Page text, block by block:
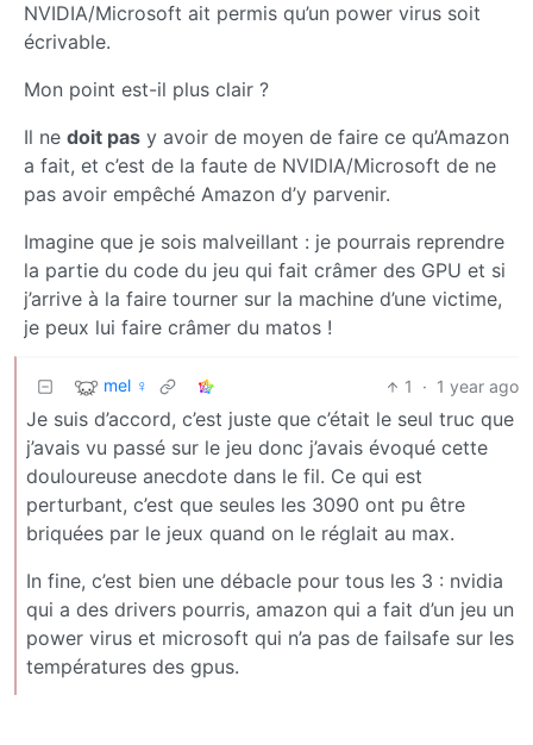
NVIDIA/Microsoft ait permis qu’un power virus soit
écrivable.
Mon point est-il plus clair ?
Il ne doit pas y avoir de moyen de faire ce qu’Amazon
a fait, et c’est de la faute de NVIDIA/Microsoft de ne
pas avoir empêché Amazon d’y parvenir.
Imagine que je sois malveillant : je pourrais reprendre
la partie du code du jeu qui fait crâmer des GPU et si
j’arrive à la faire tourner sur la machine d’une victime,
je peux lui faire crâmer du matos !
mel ♀ 1 · 1 year ago
Je suis d’accord, c’est juste que c’était le seul truc que
j’avais vu passé sur le jeu donc j’avais évoqué cette
douloureuse anecdote dans le fil. Ce qui est
perturbant, c’est que seules les 3090 ont pu être
briquées par le jeux quand on le réglait au max.
In fine, c’est bien une débacle pour tous les 3 : nvidia
qui a des drivers pourris, amazon qui a fait d’un jeu un
power virus et microsoft qui n’a pas de failsafe sur les
températures des gpus.